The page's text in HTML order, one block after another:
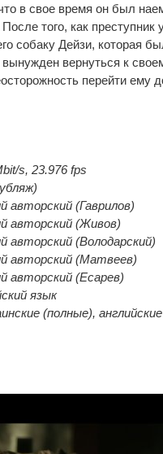
в свое время он был
того, как преступник
собаку Дейзи, которая
вернуться к
перейти ему
s, 23.976 fps
авторский (Гаврилов)
авторский (Живов)
авторский (Володарский)
авторский (Матвеев)
авторский (Есарев)
язык
(полные),